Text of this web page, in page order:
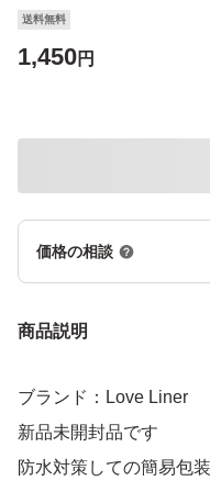
送料無料
1,450円
価格の相談
商品説明
ブランド：Love Liner
新品未開封品です
防水対策しての簡易包